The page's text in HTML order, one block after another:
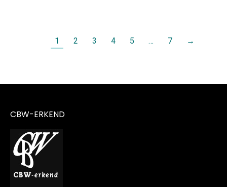
1 2 3 4 5 … 7 →
CBW-ERKEND